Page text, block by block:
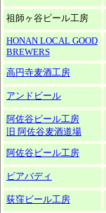
祖師ヶ谷ビール工房
HONAN LOCAL GOOD
BREWERS
高円寺麦酒工房
アンドビール
阿佐谷ビール工房
旧 阿佐谷麦酒道場
阿佐谷ビール工房
ビアバディ
荻窪ビール工房